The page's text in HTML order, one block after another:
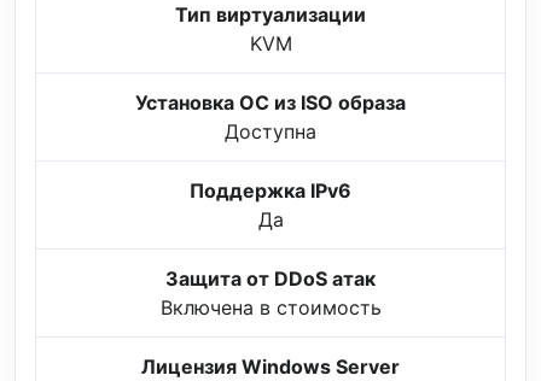
Тип виртуализации
KVM
Установка ОС из ISO образа
Доступна
Поддержка IPv6
Да
Защита от DDoS атак
Включена в стоимость
Лицензия Windows Server